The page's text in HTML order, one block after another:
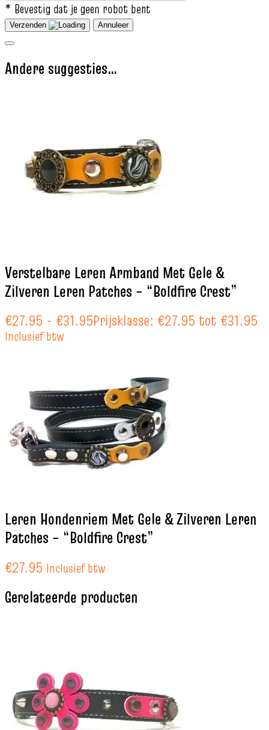
* Bevestig dat je geen robot bent
Verzenden Annuleer
Andere suggesties…
Verstelbare Leren Armband Met Gele &
Zilveren Leren Patches – “Boldfire Crest”
€27.95 - €31.95Prijsklasse: €27.95 tot €31.95
Inclusief btw
Leren Hondenriem Met Gele & Zilveren Leren
Patches – “Boldfire Crest”
€27.95 Inclusief btw
Gerelateerde producten